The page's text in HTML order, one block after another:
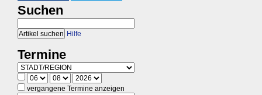
Suchen
Hilfe
Termine
vergangene Termine anzeigen